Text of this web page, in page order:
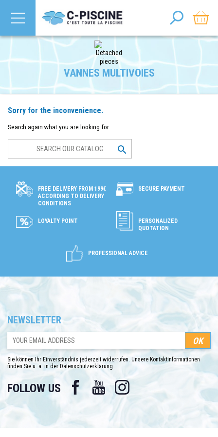
VANNES MULTIVOIES
Sorry for the inconvenience.
Search again what you are looking for

FREE DELIVERY FROM 199€
ACCORDING TO DELIVERY
CONDITIONS
SECURE PAYMENT
LOYALTY POINT
PERSONALIZED
QUOTATION
PROFESSIONAL ADVICE
NEWSLETTER
Sie können Ihr Einverständnis jederzeit widerrufen. Unsere Kontaktinformationen
finden Sie u. a. in der Datenschutzerklärung.
FOLLOW US Facebook YouTube Instagram